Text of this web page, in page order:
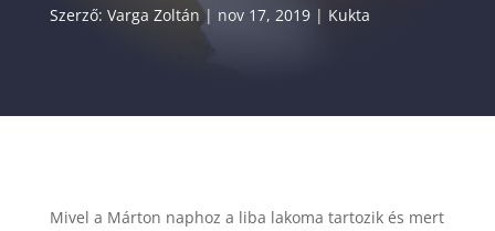
Szerző: Varga Zoltán| nov 17, 2019| Kukta
Mivel a Márton naphoz a liba lakoma tartozik és mert